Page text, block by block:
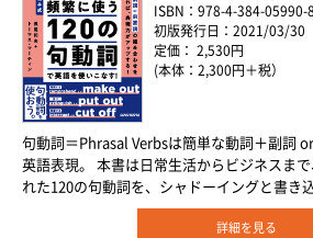
ISBN：978-4-384-05990-
初版発行日：2021/03/30
定価： 2,530円
(本体：2,300円＋税）
句動詞＝Phrasal Verbsは簡単な動詞＋副詞
英語表現。 本書は日常生活からビジネスま
れた120の句動詞を、シャドーイングと書き
詳細を見る